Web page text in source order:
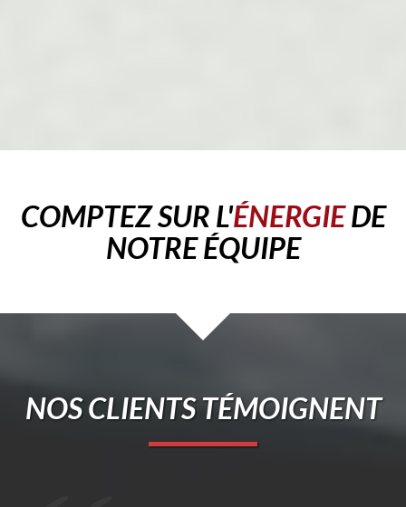
COMPTEZ SUR L'ÉNERGIEDE
NOTRE ÉQUIPE
NOS CLIENTS TÉMOIGNENT